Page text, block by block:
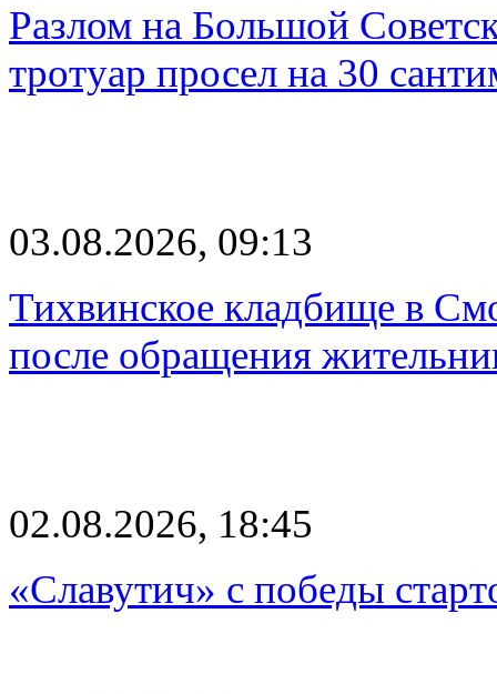
Разлом на Большой
тротуар просел на 30
03.08.2026, 09:13
Тихвинское кладбище в
после обращения
02.08.2026, 18:45
«Славутич» с победы